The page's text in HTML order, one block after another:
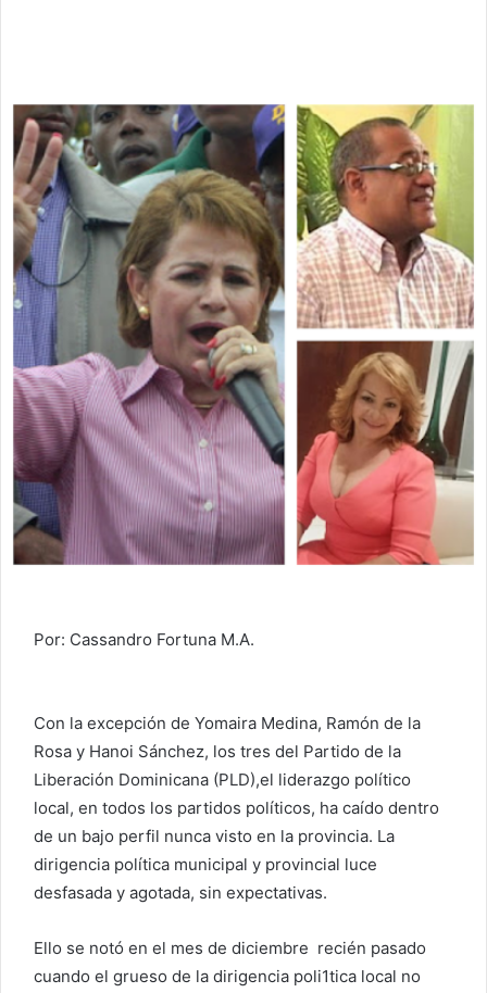
Por: Cassandro Fortuna M.A.
Con la excepción de Yomaira Medina, Ramón de la
Rosa y Hanoi Sánchez, los tres del Partido de la
Liberación Dominicana (PLD),el liderazgo político
local, en todos los partidos políticos, ha caído dentro
de un bajo perfil nunca visto en la provincia. La
dirigencia política municipal y provincial luce
desfasada y agotada, sin expectativas.
Ello se notó en el mes de diciembre recién pasado
cuando el grueso de la dirigencia poli1tica local no